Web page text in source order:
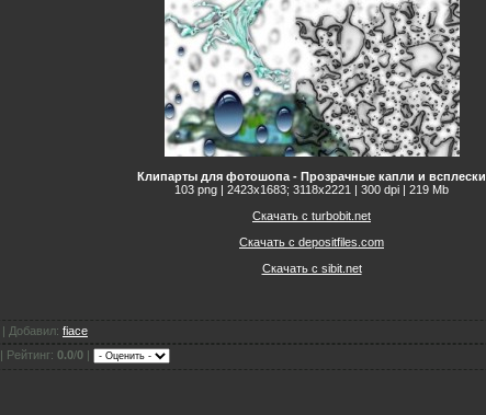
Клипарты для фотошопа - Прозрачные капли и всплески
103 png | 2423x1683; 3118х2221 | 300 dpi | 219 Mb
Скачать с turbobit.net
Скачать с depositfiles.com
Скачать с sibit.net
| Добавил: fiace
| Рейтинг: 0.0/0 |